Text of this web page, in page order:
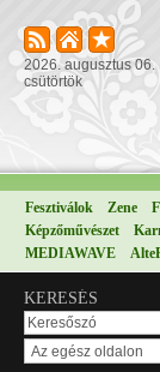
2026. augusztus 06.
csütörtök
Fesztiválok Zene
Képzőművészet
MEDIAWAVE
KERESÉS